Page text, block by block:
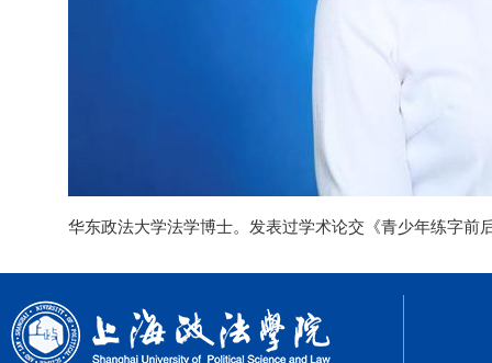
华东政法大学法学博士。发表过学术论交《青少年练字前